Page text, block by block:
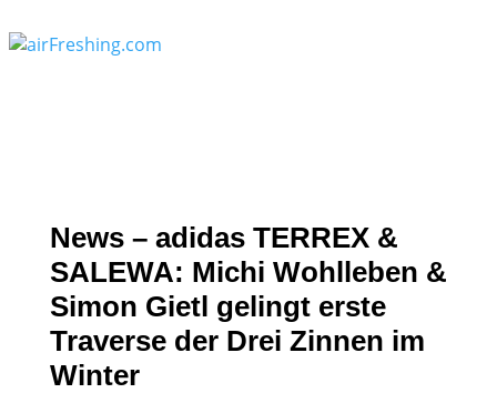
News – adidas TERREX &
SALEWA: Michi Wohlleben &
Simon Gietl gelingt erste
Traverse der Drei Zinnen im
Winter